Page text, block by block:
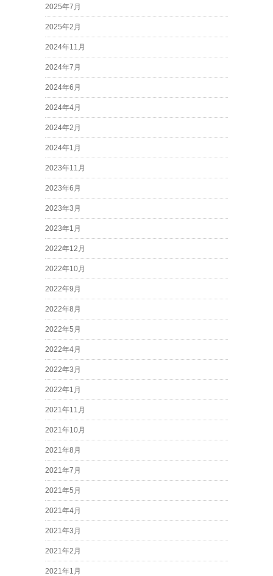
2025年7月
2025年2月
2024年11月
2024年7月
2024年6月
2024年4月
2024年2月
2024年1月
2023年11月
2023年6月
2023年3月
2023年1月
2022年12月
2022年10月
2022年9月
2022年8月
2022年5月
2022年4月
2022年3月
2022年1月
2021年11月
2021年10月
2021年8月
2021年7月
2021年5月
2021年4月
2021年3月
2021年2月
2021年1月